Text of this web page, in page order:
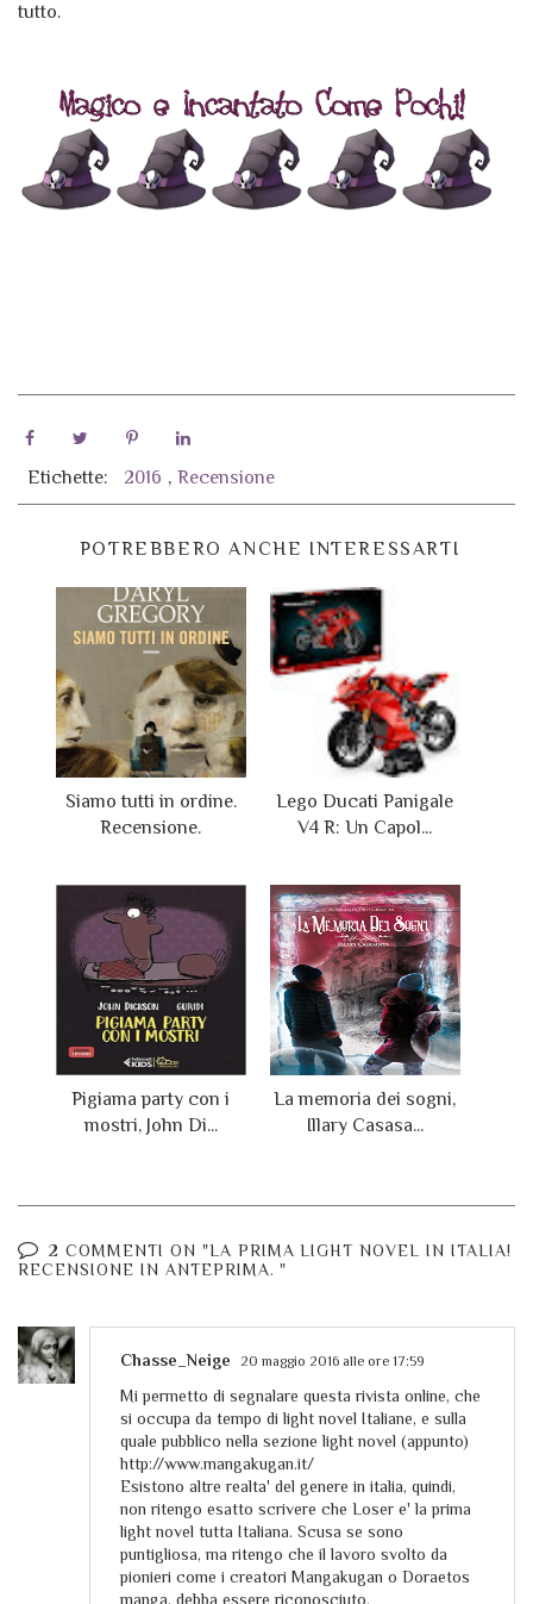
tutto.
Etichette: 2016 , Recensione
POTREBBERO ANCHE INTERESSARTI
Siamo tutti in ordine.
Recensione.
Lego Ducati Panigale
V4 R: Un Capol...
Pigiama party con i
mostri, John Di...
La memoria dei sogni,
Illary Casasa...
2 COMMENTI ON "LA PRIMA LIGHT NOVEL IN ITALIA!
RECENSIONE IN ANTEPRIMA. "
Chasse_Neige 20 maggio 2016 alle ore 17:59
Mi permetto di segnalare questa rivista online, che
si occupa da tempo di light novel Italiane, e sulla
quale pubblico nella sezione light novel (appunto)
http://www.mangakugan.it/
Esistono altre realta' del genere in italia, quindi,
non ritengo esatto scrivere che Loser e' la prima
light novel tutta Italiana. Scusa se sono
puntigliosa, ma ritengo che il lavoro svolto da
pionieri come i creatori Mangakugan o Doraetos
manga, debba essere riconosciuto.